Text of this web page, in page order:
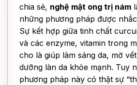
chia sẻ, nghệ mật ong trị nám
những phương pháp được
Sự kết hợp giữa tinh chất
và các enzyme, vitamin trong
cho là giúp làm sáng da, mờ
dưỡng làn da khỏe mạnh. Tuy
phương pháp này có thật sự